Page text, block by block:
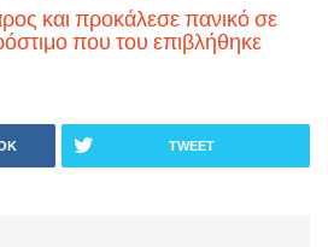
και προκάλεσε πανικό σε
που του επιβλήθηκε
TWEET